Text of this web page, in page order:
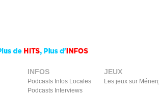
INFOS
Podcasts Infos Locales
Podcasts Interviews
JEUX
Les jeux sur